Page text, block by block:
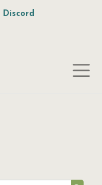
Discord